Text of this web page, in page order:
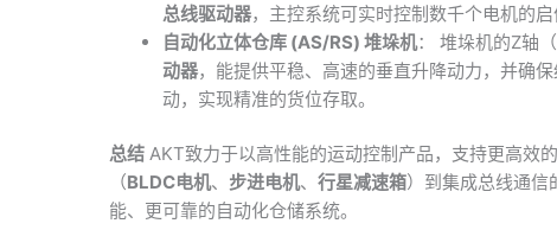
总线驱动器，主控系统可实时控制数千个电机的
自动化立体仓库 (AS/RS) 堆垛机： 堆垛机的Z轴
动器，能提供平稳、高速的垂直升降动力，并确
动，实现精准的货位存取。
总结 AKT致力于以高性能的运动控制产品，支持更高效
（BLDC电机、 步进电机、 行星减速箱）到集成总线通信
能、更可靠的自动化仓储系统。